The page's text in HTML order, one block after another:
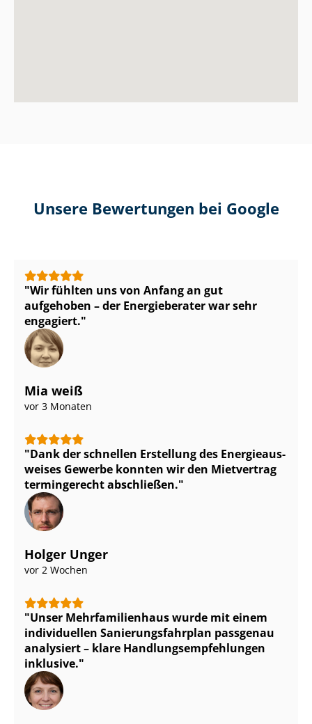
Unsere Bewertungen bei Google
Wir fühlten uns von Anfang an gut
aufgehoben – der Energieberater war sehr
engagiert.
Mia weiß
vor 3 Monaten
Dank der schnellen Erstellung des En­er­gie­aus­
wei­ses Gewerbe konnten wir den Mietvertrag
termingerecht abschließen.
Holger Unger
vor 2 Wochen
Unser Mehr­fa­mi­li­en­haus wurde mit einem
individuellen Sa­nie­rungs­fahr­plan passgenau
analysiert – klare Hand­lungs­emp­feh­lun­gen
inklusive.